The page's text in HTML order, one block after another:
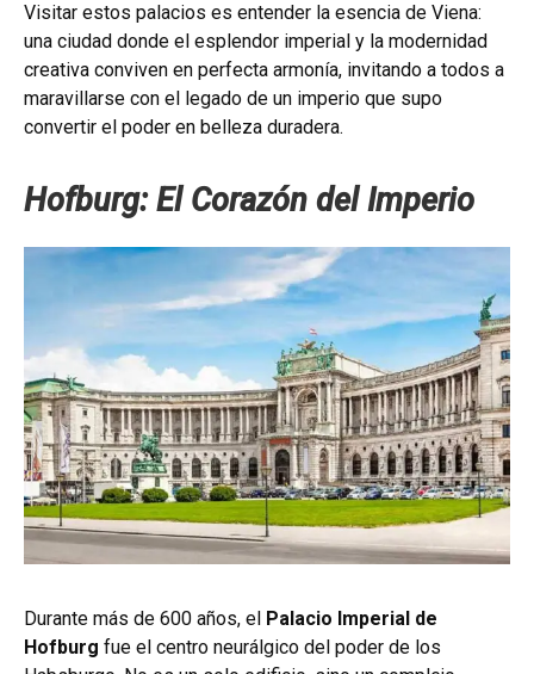
Visitar estos palacios es entender la esencia de Viena:
una ciudad donde el esplendor imperial y la modernidad
creativa conviven en perfecta armonía, invitando a todos a
maravillarse con el legado de un imperio que supo
convertir el poder en belleza duradera.
Hofburg: El Corazón del Imperio
Durante más de 600 años, el Palacio Imperial de
Hofburg fue el centro neurálgico del poder de los